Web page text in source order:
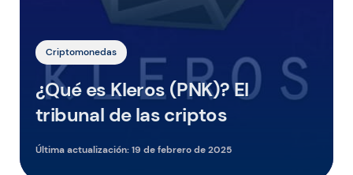
Criptomonedas
¿Qué es Kleros (PNK)? El
tribunal de las criptos
Última actualización:19 de febrero de 2025